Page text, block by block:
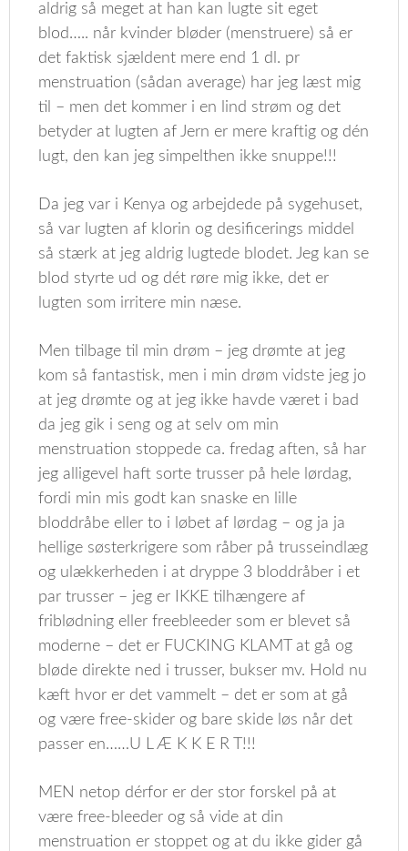
aldrig så meget at han kan lugte sit eget
blod….. når kvinder bløder (menstruere) så er
det faktisk sjældent mere end 1 dl. pr
menstruation (sådan average) har jeg læst mig
til – men det kommer i en lind strøm og det
betyder at lugten af Jern er mere kraftig og dén
lugt, den kan jeg simpelthen ikke snuppe!!!
Da jeg var i Kenya og arbejdede på sygehuset,
så var lugten af klorin og desificerings middel
så stærk at jeg aldrig lugtede blodet. Jeg kan se
blod styrte ud og dét røre mig ikke, det er
lugten som irritere min næse.
Men tilbage til min drøm – jeg drømte at jeg
kom så fantastisk, men i min drøm vidste jeg jo
at jeg drømte og at jeg ikke havde været i bad
da jeg gik i seng og at selv om min
menstruation stoppede ca. fredag aften, så har
jeg alligevel haft sorte trusser på hele lørdag,
fordi min mis godt kan snaske en lille
bloddråbe eller to i løbet af lørdag – og ja ja
hellige søsterkrigere som råber på trusseindlæg
og ulækkerheden i at dryppe 3 bloddråber i et
par trusser – jeg er IKKE tilhængere af
friblødning eller freebleeder som er blevet så
moderne – det er FUCKING KLAMT at gå og
bløde direkte ned i trusser, bukser mv. Hold nu
kæft hvor er det vammelt – det er som at gå
og være free-skider og bare skide løs når det
passer en……U L Æ K K E R T!!!
MEN netop dérfor er der stor forskel på at
være free-bleeder og så vide at din
menstruation er stoppet og at du ikke gider gå